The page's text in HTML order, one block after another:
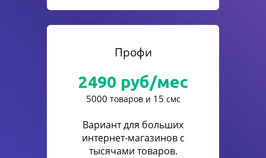
Профи
2490 руб/мес
5000 товаров и 15 смс
Вариант для больших
интернет-магазинов с
тысячами товаров.